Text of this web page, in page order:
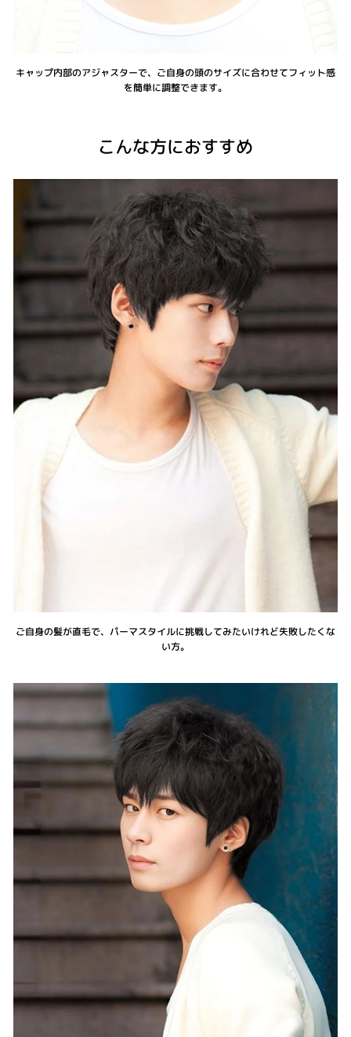
キャップ内部のアジャスターで、ご自身の頭のサイズに合わせてフィット感
を簡単に調整できます。
こんな方におすすめ
ご自身の髪が直毛で、パーマスタイルに挑戦してみたいけれど失敗したくな
い方。